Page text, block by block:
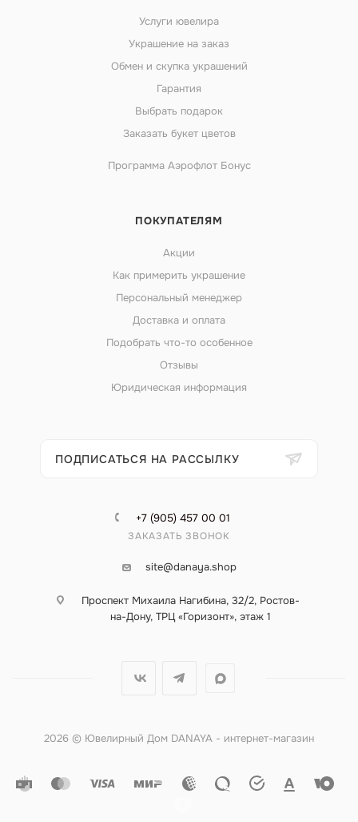
Услуги ювелира
Украшение на заказ
Обмен и скупка украшений
Гарантия
Выбрать подарок
Заказать букет цветов
Программа Аэрофлот Бонус
ПОКУПАТЕЛЯМ
Акции
Как примерить украшение
Персональный менеджер
Доставка и оплата
Подобрать что-то особенное
Отзывы
Юридическая информация
ПОДПИСАТЬСЯ НА РАССЫЛКУ
+7 (905) 457 00 01
ЗАКАЗАТЬ ЗВОНОК
site@danaya.shop
Проспект Михаила Нагибина, 32/2, Ростов-
на-Дону, ТРЦ «Горизонт», этаж 1
2026 © Ювелирный Дом DANAYA - интернет-магазин